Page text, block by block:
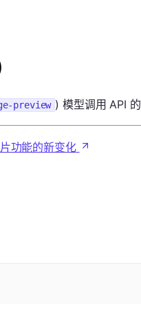
preview ) 模型调用 API
功能的新变化